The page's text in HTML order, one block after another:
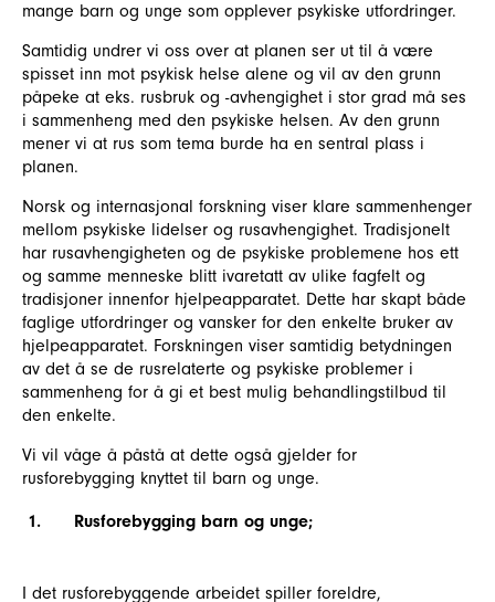
mange barn og unge som opplever psykiske utfordringer.
Samtidig undrer vi oss over at planen ser ut til å være
spisset inn mot psykisk helse alene og vil av den grunn
påpeke at eks. rusbruk og -avhengighet i stor grad må ses
i sammenheng med den psykiske helsen. Av den grunn
mener vi at rus som tema burde ha en sentral plass i
planen.
Norsk og internasjonal forskning viser klare sammenhenger
mellom psykiske lidelser og rusavhengighet. Tradisjonelt
har rusavhengigheten og de psykiske problemene hos ett
og samme menneske blitt ivaretatt av ulike fagfelt og
tradisjoner innenfor hjelpeapparatet. Dette har skapt både
faglige utfordringer og vansker for den enkelte bruker av
hjelpeapparatet. Forskningen viser samtidig betydningen
av det å se de rusrelaterte og psykiske problemer i
sammenheng for å gi et best mulig behandlingstilbud til
den enkelte.
Vi vil våge å påstå at dette også gjelder for
rusforebygging knyttet til barn og unge.
1. Rusforebygging barn og unge;
I det rusforebyggende arbeidet spiller foreldre,